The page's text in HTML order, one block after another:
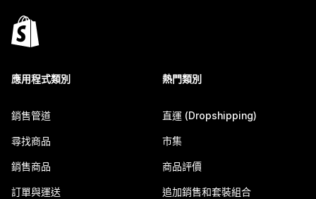
應用程式類別
銷售管道
尋找商品
銷售商品
訂單與運送
熱門類別
直運 (Dropshipping)
市集
商品評價
追加銷售和套裝組合